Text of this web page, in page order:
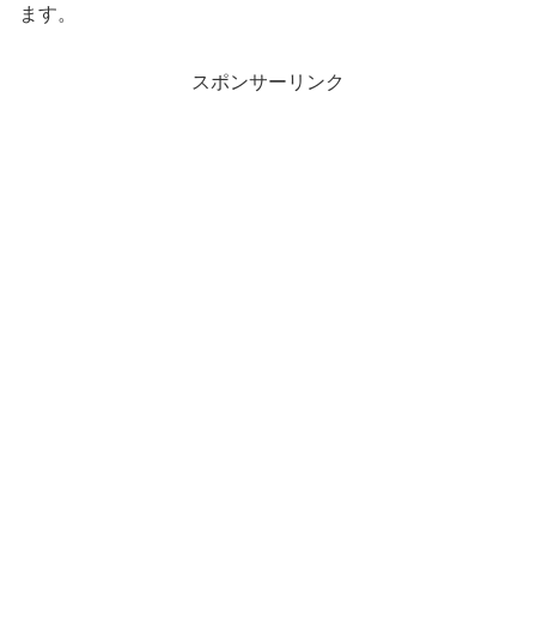
ます。
スポンサーリンク